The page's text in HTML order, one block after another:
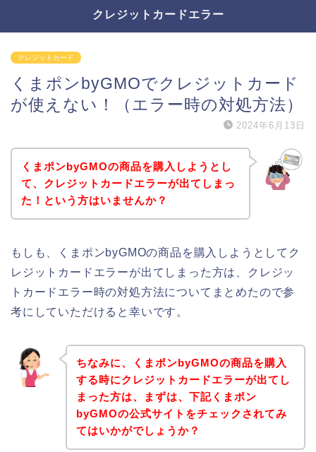
クレジットカードエラー
クレジットカード
くまポンbyGMOでクレジットカード
が使えない！（エラー時の対処方法）
2024年6月13日
くまポンbyGMOの商品を購入しようとし
て、クレジットカードエラーが出てしまっ
た！という方はいませんか？
もしも、くまポンbyGMOの商品を購入しようとしてク
レジットカードエラーが出てしまった方は、クレジッ
トカードエラー時の対処方法についてまとめたので参
考にしていただけると幸いです。
ちなみに、くまポンbyGMOの商品を購入
する時にクレジットカードエラーが出てし
まった方は、まずは、下記くまポン
byGMOの公式サイトをチェックされてみ
てはいかがでしょうか？